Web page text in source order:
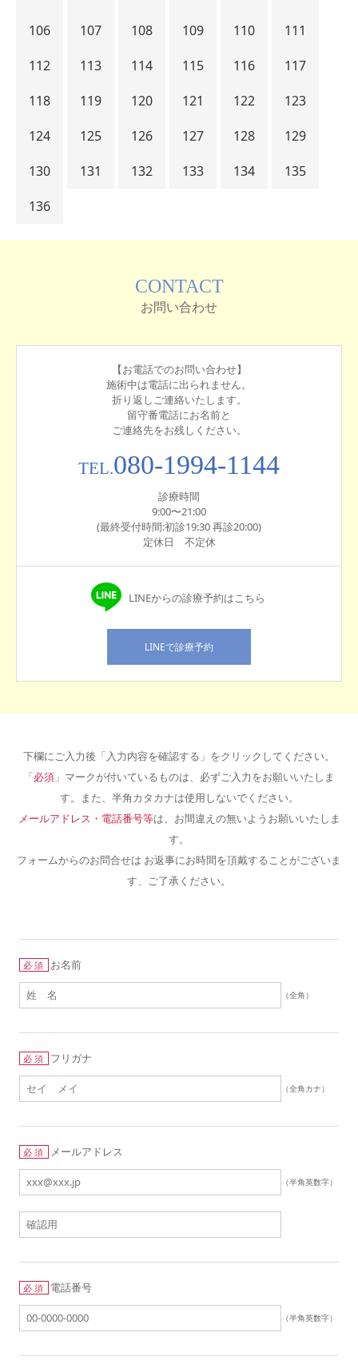
106
107 108 109 110
111
112
113 114 115 116
117
118
119 120 121 122
123
124
125 126 127 128
129
130
131 132 133 134
135
136
CONTACT
お問い合わせ
【お電話でのお問い合わせ】
施術中は電話に出られません。
折り返しご連絡いたします。
留守番電話にお名前と
ご連絡先をお残しください。
TEL.080-1994-1144
診療時間
9:00〜21:00
(最終受付時間:初診19:30 再診20:00)
定休日 不定休
LINEからの診療予約はこちら
LINEで診療予約
下欄にご入力後「入力内容を確認する」をクリックしてください。
「必須 」マークが付いているものは、必ずご入力をお願いいたしま
す。また、半角カタカナは使用しないでください。
メールアドレス・電話番号等は、お間違えの無いようお願いいたしま
す。
フォームからのお問合せは お返事にお時間を頂戴することがございま
す、ご了承ください。
必須 お名前
（全角）
必須 フリガナ
（全角カナ）
必須 メールアドレス
（半角英数字）
必須 電話番号
（半角英数字）